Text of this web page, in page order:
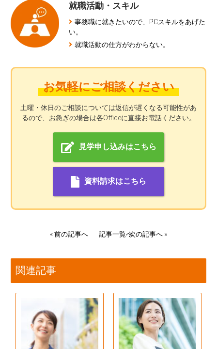
就職活動・スキル
事務職に就きたいので、PCスキルをあげた
い。
就職活動の仕方がわからない。
お気軽にご相談ください
土曜・休日のご相談については返信が遅くなる可能性があ
るので、お急ぎの場合は各Officeに直接お電話ください。
見学申し込みはこちら
資料請求はこちら
«前の記事へ 記事一覧へ次の記事へ»
関連記事